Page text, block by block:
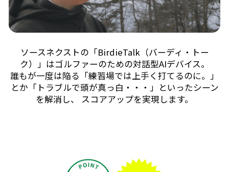
ソースネクストの「BirdieTalk（バーディ・トー
ク）」はゴルファーのための対話型AIデバイス。
誰もが一度は陥る「練習場では上手く打てるのに。」
とか「トラブルで頭が真っ白・・・」といったシーン
を解消し、
スコアアップを実現します。